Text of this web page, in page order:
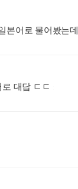
본어로 물어봤는
대답 ㄷㄷ